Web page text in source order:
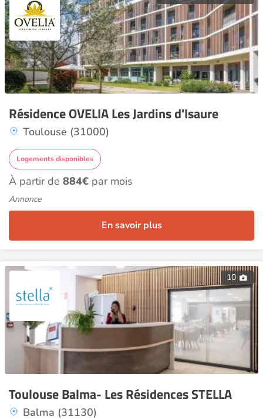
Résidence OVELIA Les Jardins d'Isaure
Toulouse (31000)
Logements disponibles
À partir de 884€ par mois
Annonce
En savoir plus
10
Toulouse Balma- Les Résidences STELLA
Balma (31130)